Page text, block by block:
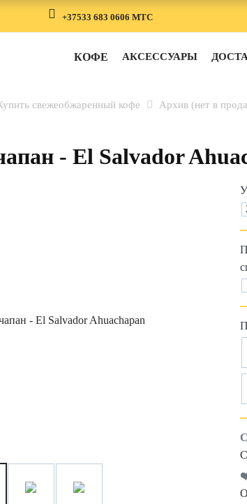
+37533 683 0606 MTC
КОФЕ АКСЕССУАРЫ
свежеобжаренный кофе Архив (нет в
- El Salvador